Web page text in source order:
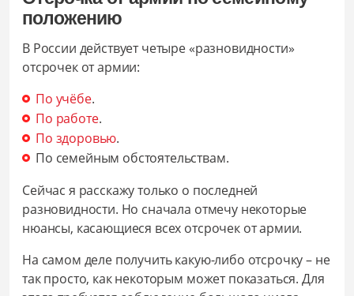
положению
В России действует четыре «разновидности»
отсрочек от армии:
По учёбе.
По работе.
По здоровью.
По семейным обстоятельствам.
Сейчас я расскажу только о последней
разновидности. Но сначала отмечу некоторые
нюансы, касающиеся всех отсрочек от армии.
На самом деле получить какую-либо отсрочку – не
так просто, как некоторым может показаться. Для